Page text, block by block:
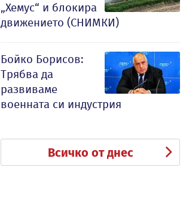
„Хемус“ и блокира
движението (СНИМКИ)
Бойко Борисов:
Трябва да
развиваме
военната си индустрия
Всичко от днес